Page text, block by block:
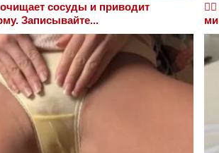
очищает сосуды и приводит
Записывайте...